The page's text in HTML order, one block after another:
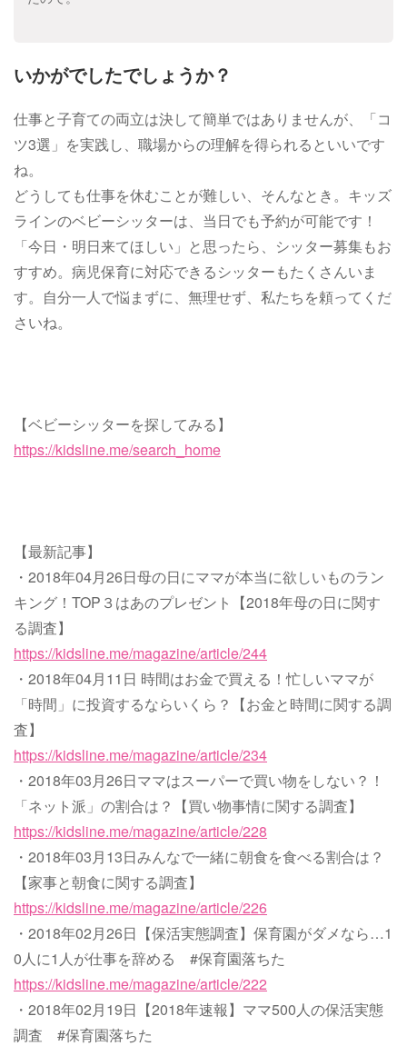
いかがでしたでしょうか？
仕事と子育ての両立は決して簡単ではありませんが、「コ
ツ3選」を実践し、職場からの理解を得られるといいです
ね。
どうしても仕事を休むことが難しい、そんなとき。キッズ
ラインのベビーシッターは、当日でも予約が可能です！
「今日・明日来てほしい」と思ったら、シッター募集もお
すすめ。病児保育に対応できるシッターもたくさんいま
す。自分一人で悩まずに、無理せず、私たちを頼ってくだ
さいね。
【ベビーシッターを探してみる】
https://kidsline.me/search_home
【最新記事】
・2018年04月26日母の日にママが本当に欲しいものラン
キング！TOP３はあのプレゼント【2018年母の日に関す
る調査】
https://kidsline.me/magazine/article/244
・2018年04月11日 時間はお金で買える！忙しいママが
「時間」に投資するならいくら？【お金と時間に関する調
査】
https://kidsline.me/magazine/article/234
・2018年03月26日ママはスーパーで買い物をしない？！
「ネット派」の割合は？【買い物事情に関する調査】
https://kidsline.me/magazine/article/228
・2018年03月13日みんなで一緒に朝食を食べる割合は？
【家事と朝食に関する調査】
https://kidsline.me/magazine/article/226
・2018年02月26日【保活実態調査】保育園がダメなら…1
0人に1人が仕事を辞める #保育園落ちた
https://kidsline.me/magazine/article/222
・2018年02月19日【2018年速報】ママ500人の保活実態
調査 #保育園落ちた